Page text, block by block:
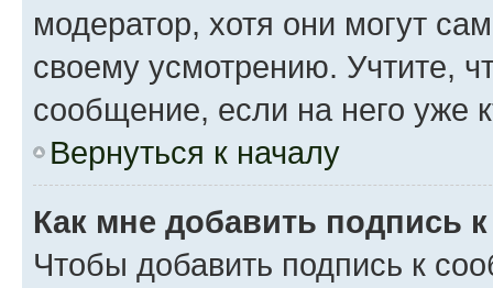
модератор, хотя они могут
своему усмотрению. Учтите,
сообщение, если на него уже
Вернуться к началу
Как мне добавить подпись
Чтобы добавить подпись к